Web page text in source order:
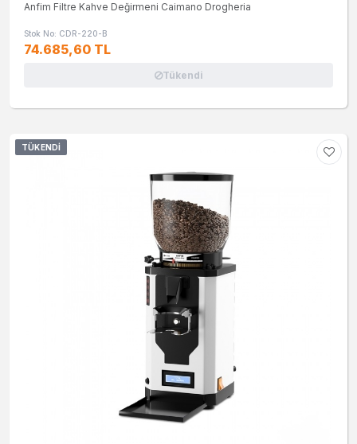
Anfim Filtre Kahve Değirmeni Caimano Drogheria
Stok No: CDR-220-B
74.685,60 TL
Tükendi
TÜKENDI